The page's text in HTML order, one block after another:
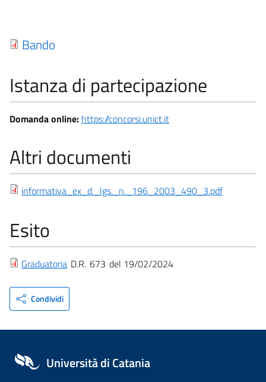
Bando
Istanza di partecipazione
Domanda online: https://concorsi.unict.it
Altri documenti
informativa_ex_d._lgs._n._196_2003_490_3.pdf
Esito
Graduatoria D.R. 673 19/02/2024
Condividi
Università di Catania